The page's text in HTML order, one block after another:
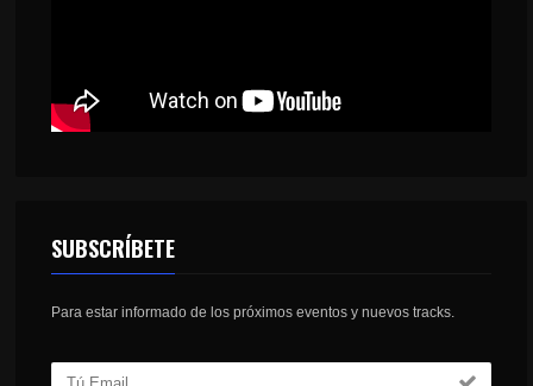
SUBSCRÍBETE
Para estar informado de los próximos eventos y nuevos tracks.